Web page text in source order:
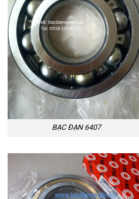
BẠC ĐẠN 6407